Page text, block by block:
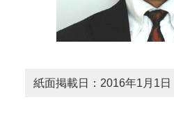
紙面掲載日：2016年1月1日